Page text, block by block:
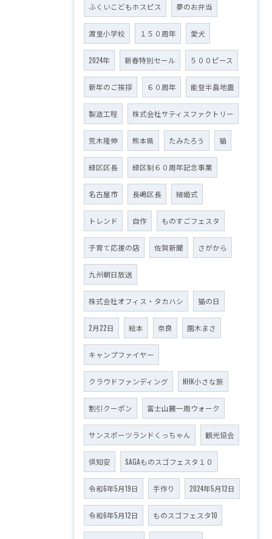
ふくいこどもホスピス 夢のお弁当
渡里小学校 １５０周年 愛犬
2024年 新春特別セール ５００ピース
新年のご挨拶 ６０周年 能登半島地震
製造工程 株式会社サティスファクトリー
荒木隆伸 熊本県 たみたろう 猫
緑区区長 緑区制６０周年記念事業
名古屋市 長嶋区長 結婚式
トレンド 自作 ものすごフェスタ
子育て応援の店 佐賀新聞 さがから
九州朝日放送
株式会社オフィス・タカハシ 猫の日
2月22日 絵本 奈良 園木まさ
キャンプファイヤー
クラウドファンディング NHK小さな旅
割引クーポン 富士山麓一周ウォーク
サンスポーツランドくっちゃん 観光協会
倶知安 SAGAものスゴフェスタ１０
令和6年5月19日 手作り 2024年5月12日
令和6年5月12日 ものスゴフェスタ10